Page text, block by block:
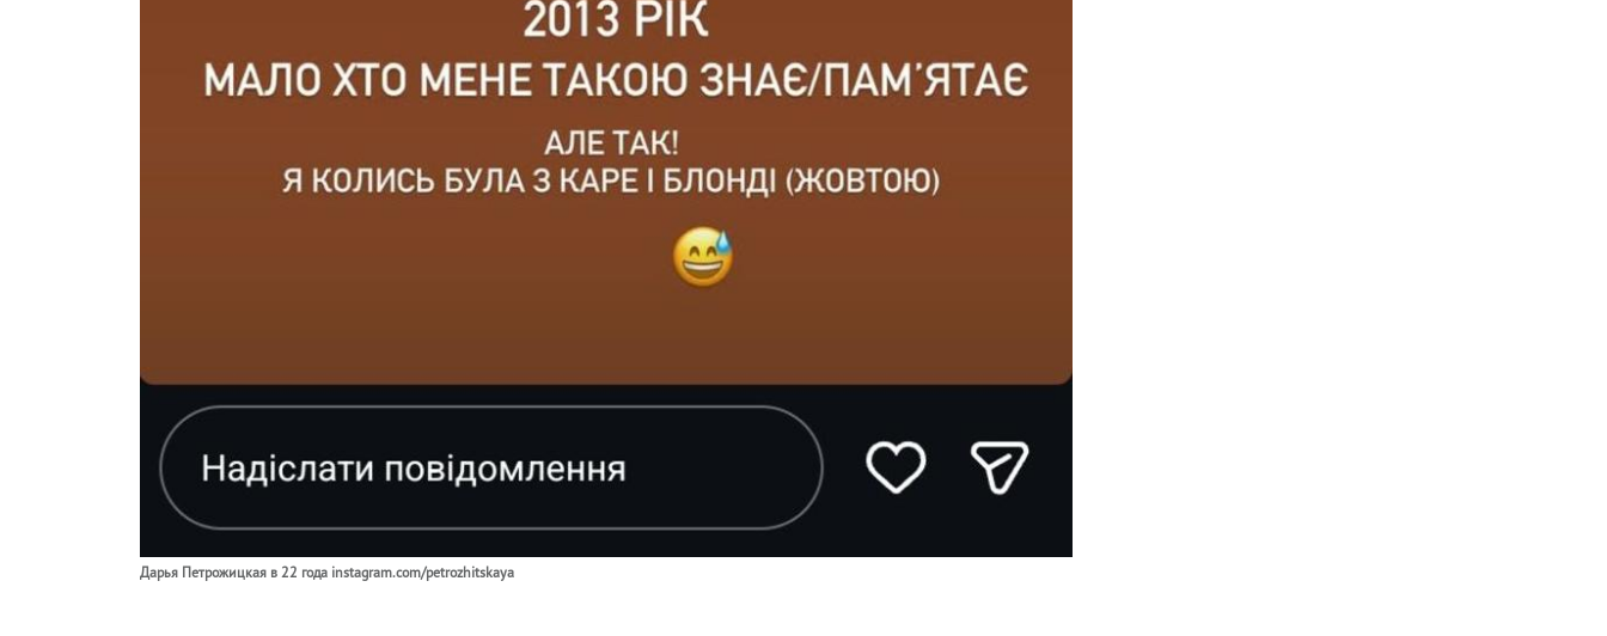
Дарья Петрожицкая в 22 года instagram.com/petrozhitskaya